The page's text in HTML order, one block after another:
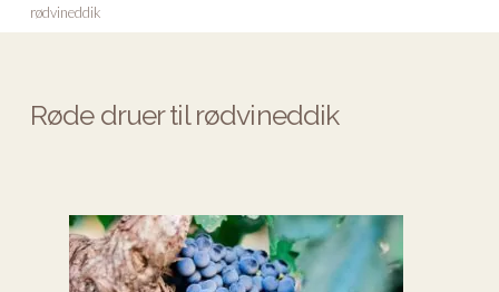
rødvineddik
Røde druer til rødvineddik